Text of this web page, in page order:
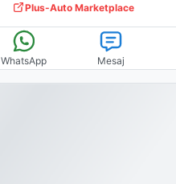
Plus-Auto Marketplace
WhatsApp Mesaj